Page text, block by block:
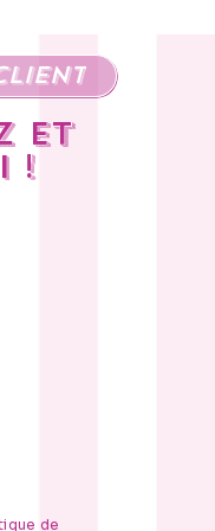
de
et
!